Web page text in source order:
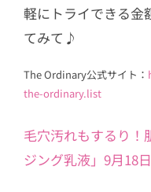
軽にトライできる金
てみて♪
The Ordinary公式サイト：
the-ordinary.list
毛穴汚れもするり！
ジング乳液」9月18